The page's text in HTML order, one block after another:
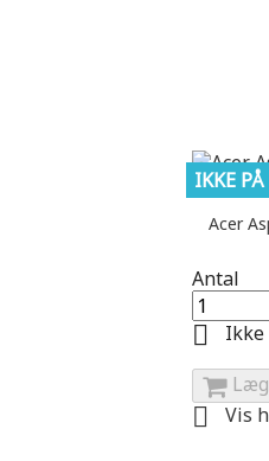
Acer
Antal

Ikke
IKKE PÅ
 Vis